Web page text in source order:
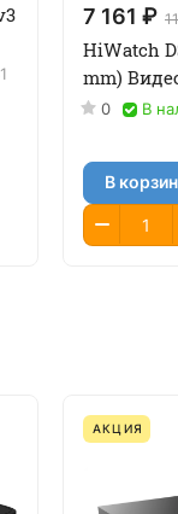
7 161 ₽
HiWatch
mm)
0 В
В
АКЦИЯ